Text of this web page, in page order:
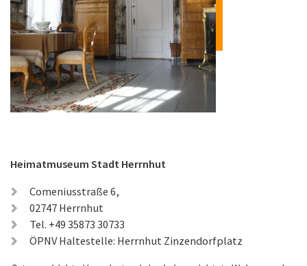
Heimatmuseum Stadt Herrnhut
Comeniusstraße 6,
02747 Herrnhut
Tel. +49 35873 30733
ÖPNV Haltestelle: Herrnhut Zinzendorfplatz